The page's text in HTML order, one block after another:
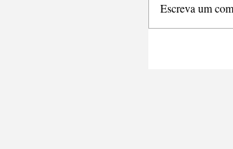
Escreva um